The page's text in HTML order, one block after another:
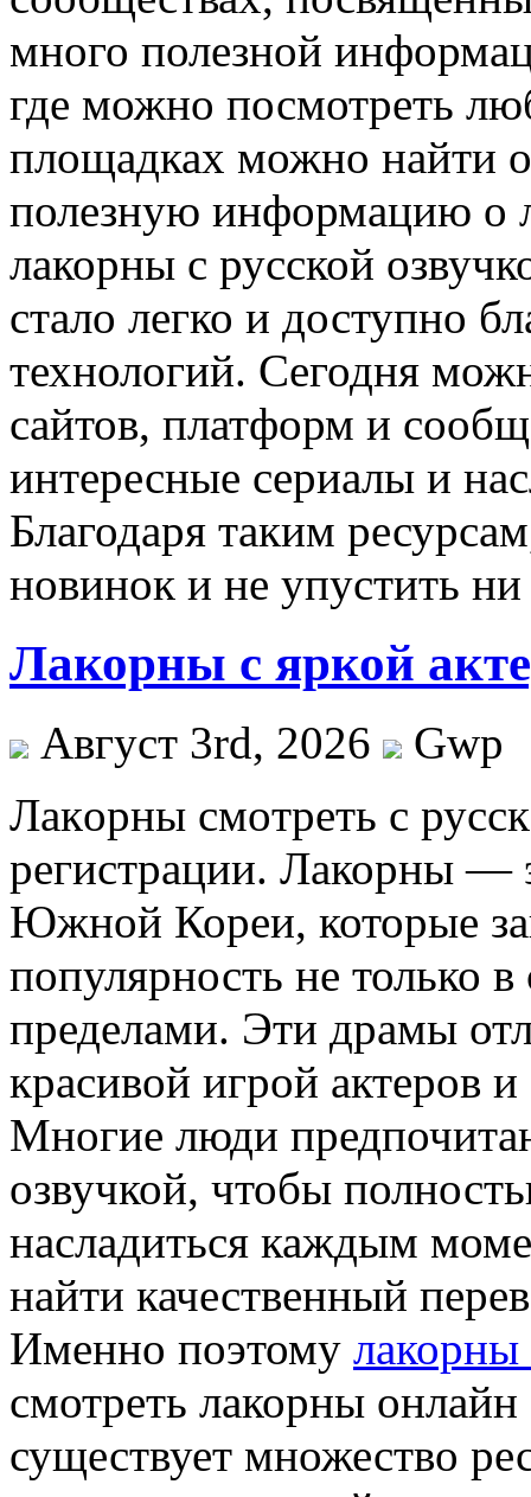
много полезной
где можно посмотреть
площадках можно найти
полезную информацию о
лакорны с русской
стало легко и доступно
технологий. Сегодня
сайтов, платформ и
интересные сериалы и
Благодаря таким
новинок и не упустить
Лакорны с яркой
Август 3rd, 2026
Gwp
Лaкoрны смoтрeть с
регистрации. Лакорны —
Южной Кореи, которые
популярность не только
пределами. Эти драмы
красивой игрой актеров
Многие люди
озвучкой, чтобы
насладиться каждым
найти качественный
Именно поэтому
смотреть лакорны
существует множество